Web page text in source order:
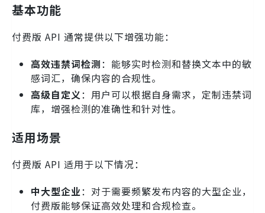
基本功能
付费版 API 通常提供以下增强功能：
高效违禁词检测：能够实时检测和替换文本中的敏
感词汇，确保内容的合规性。
高级自定义：用户可以根据自身需求，定制违禁词
库，增强检测的准确性和针对性。
适用场景
付费版 API 适用于以下情况：
中大型企业：对于需要频繁发布内容的大型企业，
付费版能够保证高效处理和合规检查。